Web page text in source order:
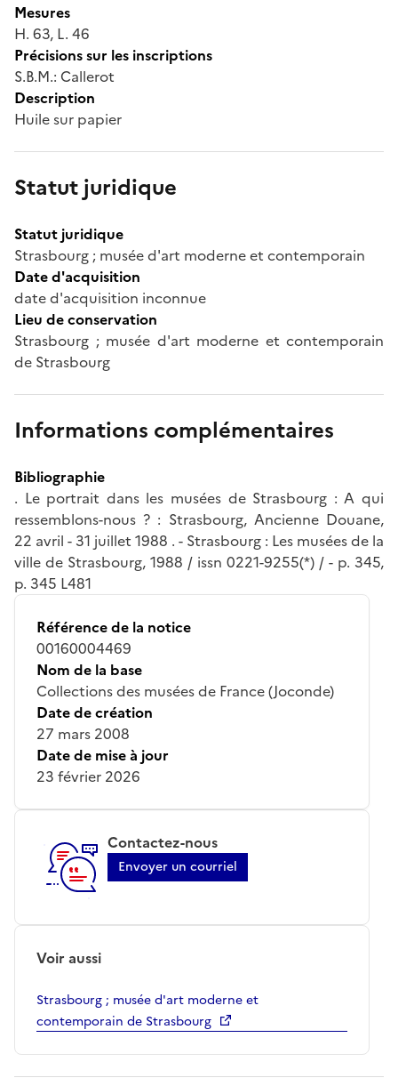
Mesures
H. 63, L. 46
Précisions sur les inscriptions
S.B.M.: Callerot
Description
Huile sur papier
Statut juridique
Statut juridique
Strasbourg ; musée d'art moderne et contemporain
Date d'acquisition
date d'acquisition inconnue
Lieu de conservation
Strasbourg ; musée d'art moderne et contemporain
de Strasbourg
Informations complémentaires
Bibliographie
. Le portrait dans les musées de Strasbourg : A qui
ressemblons-nous ? : Strasbourg, Ancienne Douane,
22 avril - 31 juillet 1988 . - Strasbourg : Les musées de la
ville de Strasbourg, 1988 / issn 0221-9255(*) / - p. 345,
p. 345 L481
Référence de la notice
00160004469
Nom de la base
Collections des musées de France (Joconde)
Date de création
27 mars 2008
Date de mise à jour
23 février 2026
Contactez-nous
Envoyer un courriel
Voir aussi
Strasbourg ; musée d'art moderne et
contemporain de Strasbourg